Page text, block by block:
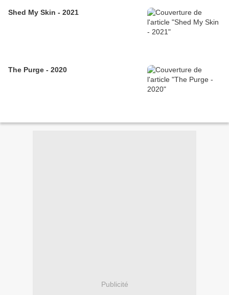
Shed My Skin - 2021
The Purge - 2020
Publicité